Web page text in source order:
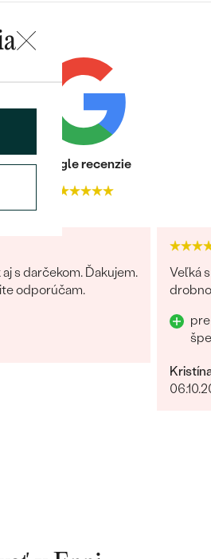
Google recenzie
s darčekom. Ďakujem.
odporúčam.
Veľká